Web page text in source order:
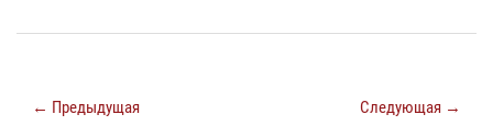
← Предыдущая Следующая →